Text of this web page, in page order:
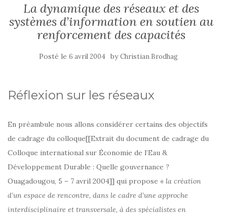
La dynamique des réseaux et des
systèmes d’information en soutien au
renforcement des capacités
Posté le 6 avril 2004 byChristian Brodhag
Réflexion sur les réseaux
En préambule nous allons considérer certains des objectifs
de cadrage du colloque[[Extrait du document de cadrage du
Colloque international sur Économie de l’Eau &
Développement Durable : Quelle gouvernance ?
Ouagadougou, 5 – 7 avril 2004]] qui propose « la création
d’un espace de rencontre, dans le cadre d’une approche
interdisciplinaire et transversale, à des spécialistes en